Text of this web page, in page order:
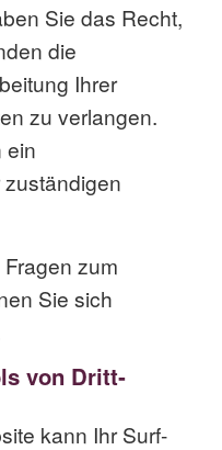
Sie das Recht,
die
Ihrer
zu verlangen.
ein
zum
Sie sich
von Dritt­
kann Ihr Surf-